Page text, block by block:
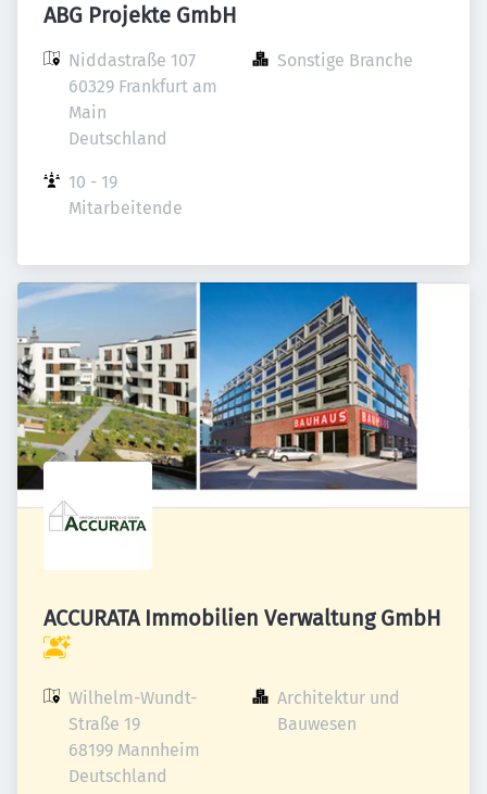
ABG Projekte GmbH
Niddastraße 107
60329 Frankfurt am
Main
Deutschland
Sonstige Branche
10 - 19
Mitarbeitende
ACCURATA Immobilien Verwaltung GmbH
Wilhelm-Wundt-
Straße 19
68199 Mannheim
Deutschland
Architektur und
Bauwesen